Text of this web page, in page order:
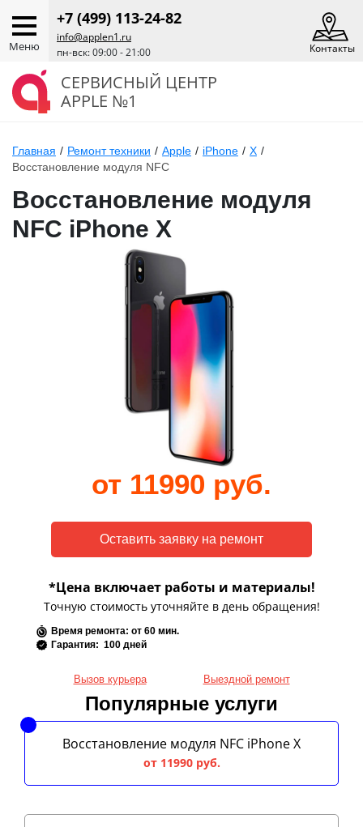
Меню
+7 (499) 113-24-82
info@applen1.ru
пн-вск: 09:00 - 21:00
Контакты
СЕРВИСНЫЙ ЦЕНТР
APPLE №1
Главная / Ремонт техники / Apple / iPhone / X /
Восстановление модуля NFC
Восстановление модуля
NFC iPhone X
от 11990 руб.
*Цена включает работы и материалы!
Точную стоимость уточняйте в день обращения!
Время ремонта: от 60 мин.
Гарантия: 100 дней
Вызов курьера Выездной ремонт
Популярные услуги
Восстановление модуля NFC iPhone X
от 11990 руб.